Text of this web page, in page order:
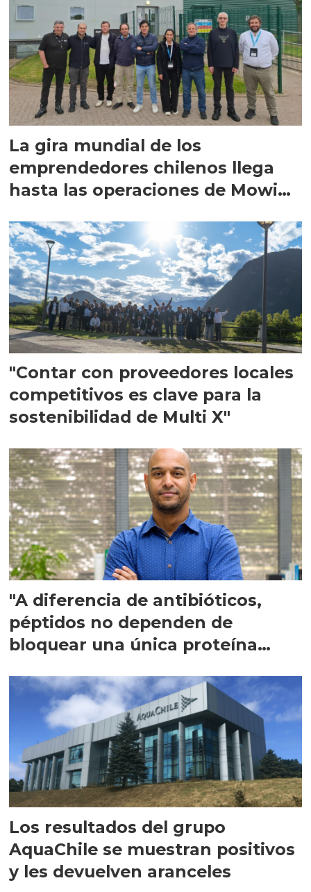
La gira mundial de los
emprendedores chilenos llega
hasta las operaciones de Mowi
"Contar con proveedores locales
competitivos es clave para la
sostenibilidad de Multi X"
"A diferencia de antibióticos,
péptidos no dependen de
bloquear una única proteína
Los resultados del grupo
AquaChile se muestran positivos
y les devuelven aranceles